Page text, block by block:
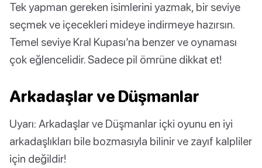
Tek yapman gereken isimlerini yazmak, bir seviye
seçmek ve içecekleri mideye indirmeye hazırsın.
Temel seviye Kral Kupası’na benzer ve oynaması
çok eğlencelidir. Sadece pil ömrüne dikkat et!
Arkadaşlar ve Düşmanlar
Uyarı: Arkadaşlar ve Düşmanlar içki oyunu en iyi
arkadaşlıkları bile bozmasıyla bilinir ve zayıf kalpliler
için değildir!